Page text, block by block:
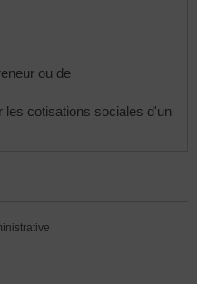
ou de
les cotisations sociales d'un